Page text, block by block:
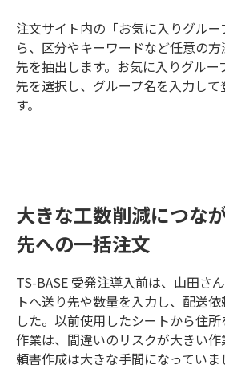
注文サイト内の「お気に入りグル
ら、区分やキーワードなど任意の
先を抽出します。お気に入りグルー
先を選択し、グループ名を入力し
す。
大きな工数削減につな
先への一括注文
TS-BASE 受発注導入前は、山田さ
トへ送り先や数量を入力し、配送
した。以前使用したシートから住
作業は、間違いのリスクが大きい
頼書作成は大きな手間になっていま